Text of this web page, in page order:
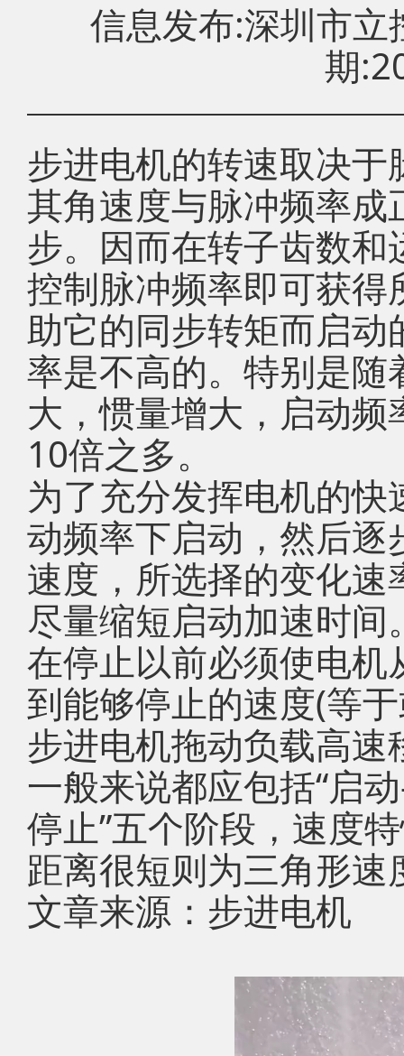
信息发布:深圳市
期
步进电机的转速取决
其角速度与脉冲频率
步。因而在转子齿数
控制脉冲频率即可获
助它的同步转矩而启
率是不高的。特别是
大，惯量增大，启动
10倍之多。
为了充分发挥电机的
动频率下启动，然后
速度，所选择的变化
尽量缩短启动加速时
在停止以前必须使电
到能够停止的速度(等
步进电机拖动负载高
一般来说都应包括“启
停止”五个阶段，速度
距离很短则为三角形速
文章来源：步进电机